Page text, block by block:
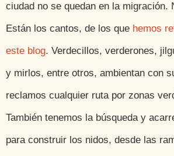
ciudad no se quedan en la migración.
Están los cantos, de los que hemos
este blog. Verdecillos, verderones,
y mirlos, entre otros, ambientan con
reclamos cualquier ruta por zonas
También tenemos la búsqueda y
para construir los nidos, desde las